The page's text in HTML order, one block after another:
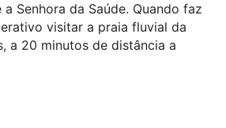
Senhora da Saúde. Quando faz
visitar a praia fluvial da
a 20 minutos de distância a